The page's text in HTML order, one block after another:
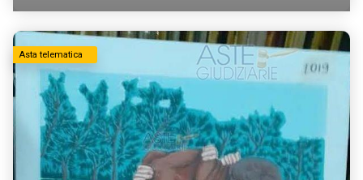
Asta telematica